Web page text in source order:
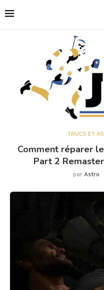
TRUCS ET
Comment réparer
Part 2
parAstro